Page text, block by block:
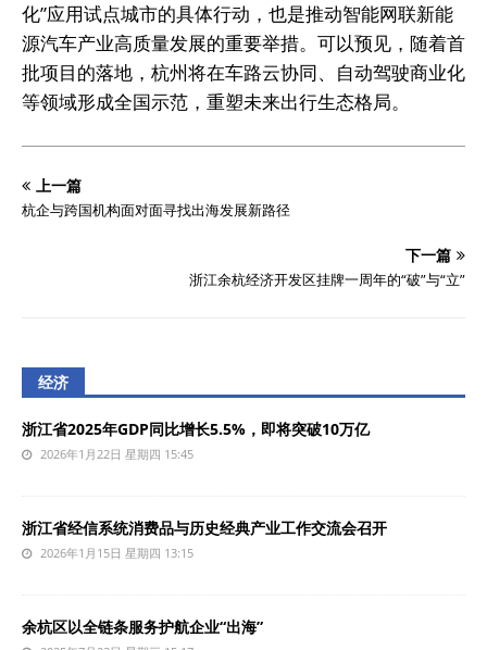
化”应用试点城市的具体行动，也是推动智能网联新能
源汽车产业高质量发展的重要举措。可以预见，随着首
批项目的落地，杭州将在车路云协同、自动驾驶商业化
等领域形成全国示范，重塑未来出行生态格局。
上一篇
杭企与跨国机构面对面寻找出海发展新路径
下一篇
浙江余杭经济开发区挂牌一周年的“破”与“立”
经济
浙江省2025年GDP同比增长5.5%，即将突破10万亿
2026年1月22日 星期四 15:45
浙江省经信系统消费品与历史经典产业工作交流会召开
2026年1月15日 星期四 13:15
余杭区以全链条服务护航企业“出海”